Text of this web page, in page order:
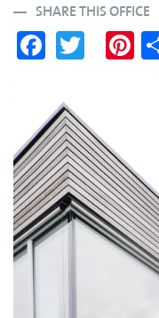
SHARE THIS OFFICE
Fa
ce
bo
ok
wi
r
Pi
nt